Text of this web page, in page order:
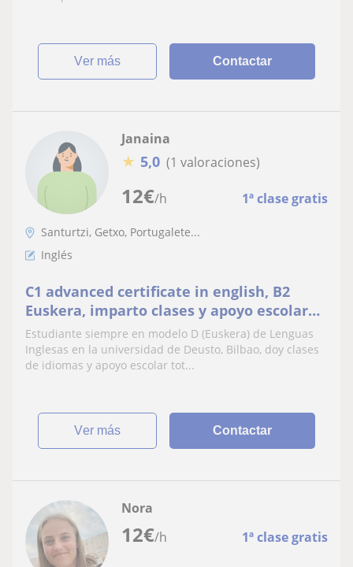
ver más Contactar
12€/h 1ª clase gratis
Janaina
★ 5,0 (1 valoraciones)
Santurtzi, Getxo, Portugalete...
Inglés
C1 advanced certificate in english, B2
Euskera, imparto clases y apoyo escolar
en base a las necesidades del alumno.
Tanto en Castro Urdiales como en
Santurtzi y alrededores
Estudiante siempre en modelo D (Euskera) de Lenguas
Inglesas en la universidad de Deusto, Bilbao, doy clases
de idiomas y apoyo escolar tot...
ver más Contactar
12€/h 1ª clase gratis
Nora